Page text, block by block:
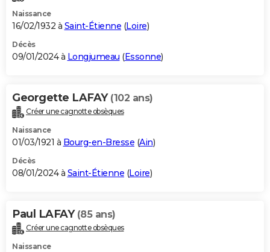
Naissance
16/02/1932 à Saint-Étienne (Loire)
Décès
09/01/2024 à Longjumeau (Essonne)
Georgette LAFAY (102 ans)
Créer une cagnotte obsèques
Naissance
01/03/1921 à Bourg-en-Bresse (Ain)
Décès
08/01/2024 à Saint-Étienne (Loire)
Paul LAFAY (85 ans)
Créer une cagnotte obsèques
Naissance